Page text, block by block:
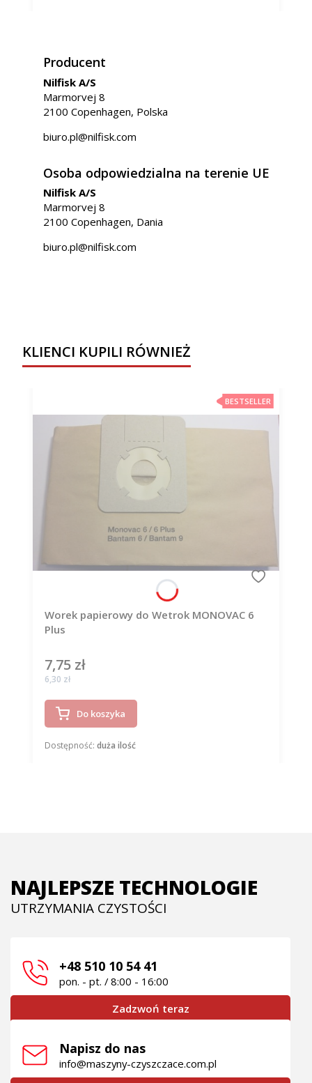
Producent
Nilfisk A/S
Marmorvej 8
2100 Copenhagen, Polska
biuro.pl@nilfisk.com
Osoba odpowiedzialna na terenie UE
Nilfisk A/S
Marmorvej 8
2100 Copenhagen, Dania
biuro.pl@nilfisk.com
KLIENCI KUPILI RÓWNIEŻ
BESTSELLER
Worek papierowy do Wetrok MONOVAC 6
Plus
Cena
7,75 zł
Cena
6,30 zł
Do koszyka
Dostępność: duża ilość
NAJLEPSZE TECHNOLOGIE
UTRZYMANIA CZYSTOŚCI
+48 510 10 54 41
pon. - pt. / 8:00 - 16:00
Zadzwoń teraz
Napisz do nas
info@maszyny-czyszczace.com.pl